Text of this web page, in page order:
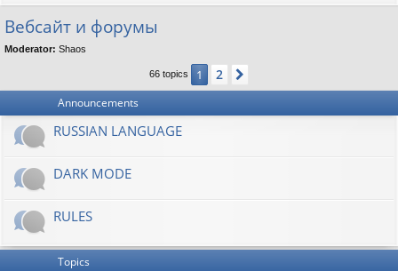
s
Вебсайт и форумы
Moderator: Shaos
66 topics 1 2
Announcements
RUSSIAN LANGUAGE
DARK MODE
RULES
Topics